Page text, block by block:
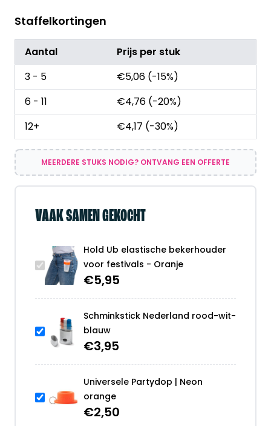
Staffelkortingen
Aantal
Prijs per stuk
3 - 5
€5,06 (-15%)
6 - 11
€4,76 (-20%)
12+
€4,17 (-30%)
MEERDERE STUKS NODIG? ONTVANG EEN OFFERTE
VAAK SAMEN GEKOCHT
Hold Ub elastische bekerhouder
voor festivals - Oranje
€5,95
Schminkstick Nederland rood-wit-
blauw
€3,95
Universele Partydop | Neon
orange
€2,50